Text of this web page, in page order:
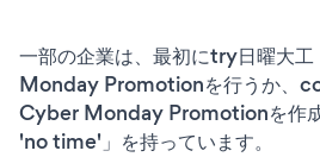
一部の企業は、最初にtry日曜大
Monday Promotionを行うか、
Cyber Monday Promotionを作
'no time'」を持っています。